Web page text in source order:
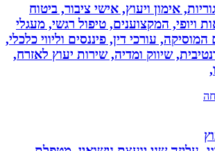
אימון ויעוץ, אישי ציבור, ביטוח
המקצוענים, טיפול רגשי, מעגלי
עורכי דין, פיננסים וליווי כלכלי,
שיווק ומדיה, שירות יעוץ לאזרח,